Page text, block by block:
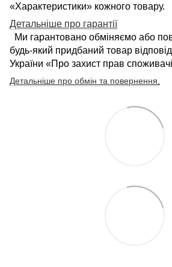
«Характеристики» кожного товару.
Детальніше про гарантії
Ми гарантовано обміняємо або
будь-який придбаний товар
України «Про захист прав
Детальніше про обмін та повернення